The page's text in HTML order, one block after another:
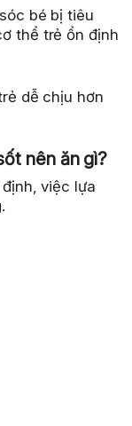
bé bị tiêu
thể trẻ ổn định
dễ chịu hơn
nên ăn gì?
việc lựa